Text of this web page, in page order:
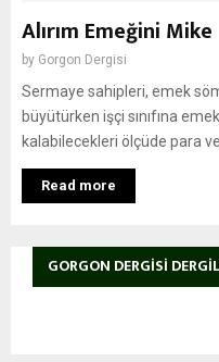
Alırım Emeğini Mike
by Gorgon Dergisi
Sermaye sahipleri, emek
büyütürken işçi sınıfına
kalabilecekleri ölçüde para
Read more
GORGON DERGISI